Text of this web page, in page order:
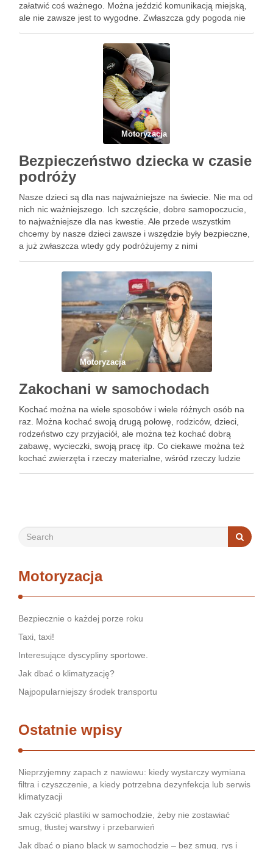
załatwić coś ważnego. Można jeździć komunikacją miejską,
ale nie zawsze jest to wygodne. Zwłaszcza gdy pogoda nie
Motoryzacja
Bezpieczeństwo dziecka w czasie
podróży
Nasze dzieci są dla nas najważniejsze na świecie. Nie ma od
nich nic ważniejszego. Ich szczęście, dobre samopoczucie,
to najważniejsze dla nas kwestie. Ale przede wszystkim
chcemy by nasze dzieci zawsze i wszędzie były bezpieczne,
a już zwłaszcza wtedy gdy podróżujemy z nimi
samochód, pełen …
Motoryzacja
Zakochani w samochodach
Kochać można na wiele sposobów i wiele różnych osób na
raz. Można kochać swoją drugą połowę, rodziców, dzieci,
rodzeństwo czy przyjaciół, ale można też kochać dobrą
zabawę, wycieczki, swoją pracę itp. Co ciekawe można też
kochać zwierzęta i rzeczy materialne, wśród rzeczy ludzie
Motoryzacja
Bezpiecznie o każdej porze roku
Taxi, taxi!
Interesujące dyscypliny sportowe.
Jak dbać o klimatyzację?
Najpopularniejszy środek transportu
Ostatnie wpisy
Nieprzyjemny zapach z nawiewu: kiedy wystarczy wymiana
filtra i czyszczenie, a kiedy potrzebna dezynfekcja lub serwis
klimatyzacji
Jak czyścić plastiki w samochodzie, żeby nie zostawiać
smug, tłustej warstwy i przebarwień
Jak dbać o piano black w samochodzie – bez smug, rys i